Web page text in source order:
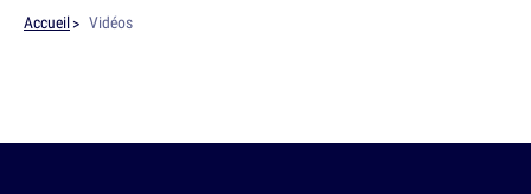
Accueil Vidéos